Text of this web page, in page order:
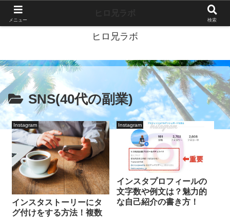
ヒロ兄ラボ
SNS(40代の副業)
Instagram
インスタストーリーにタ
グ付けをする方法！複数
Instagram
インスタプロフィールの
文字数や例文は？魅力的
な自己紹介の書き方！
メニュー 検索